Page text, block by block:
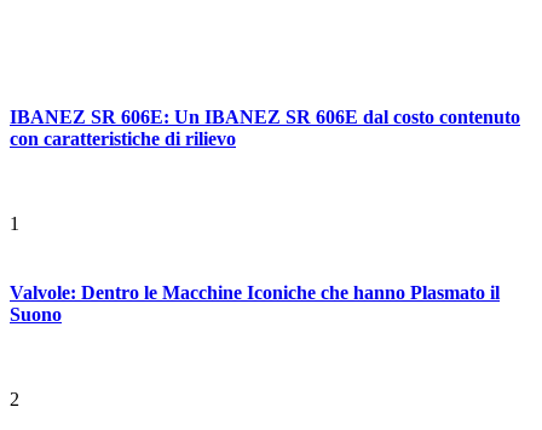
IBANEZ SR 606E: Un IBANEZ SR 606E dal costo contenuto
con caratteristiche di rilievo
1
Valvole: Dentro le Macchine Iconiche che hanno Plasmato il
Suono
2